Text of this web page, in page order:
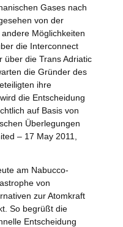
Gases nach
von der
Möglichkeiten
die Interconnect
über die Trans Adriatic
die Gründer des
ihre
die Entscheidung
auf Basis von
Überlegungen
– 17 May 2011,
am Nabucco-
von
zur Atomkraft
So begrüßt die
Entscheidung